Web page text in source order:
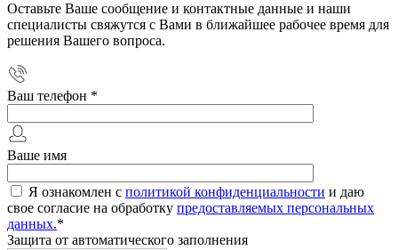
Оставьте Ваше сообщение и контактные данные и наши
специалисты свяжутся с Вами в ближайшее рабочее время для
решения Вашего вопроса.
Ваш телефон *
Ваше имя
Я ознакомлен с политикой конфиденциальности и даю
свое согласие на обработку предоставляемых персональных
данных.*
Защита от автоматического заполнения